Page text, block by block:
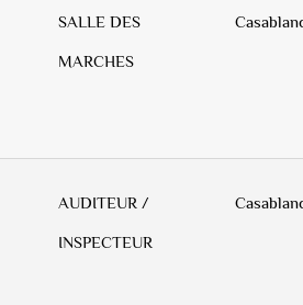
SALLE DES
MARCHES
AUDITEUR /
INSPECTEUR